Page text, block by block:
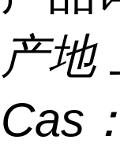
产地
Cas